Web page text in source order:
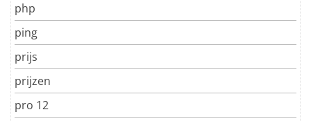
php
ping
prijs
prijzen
pro 12